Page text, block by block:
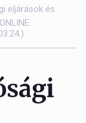
eljárások és